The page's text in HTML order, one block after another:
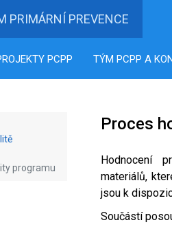
PRIMÁRNÍ PREVENCE
PCPP TÝM PCPP A
programu
Proces
Hodnocení
materiálů,
jsou k
Součástí